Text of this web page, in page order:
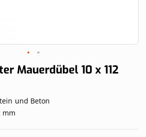
Mauerdübel 10 x 112
und Beton
mm